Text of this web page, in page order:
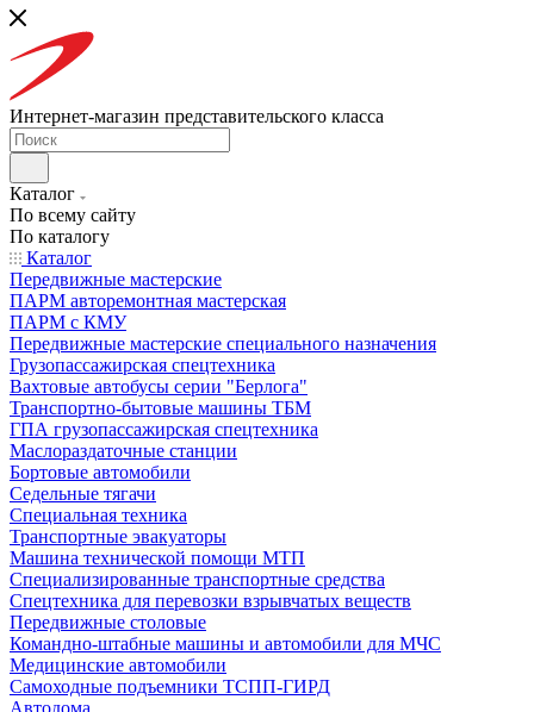
Интернет-магазин представительского класса
Каталог
По всему сайту
По каталогу
Каталог
Передвижные мастерские
ПАРМ авторемонтная мастерская
ПАРМ с КМУ
Передвижные мастерские специального назначения
Грузопассажирская спецтехника
Вахтовые автобусы серии "Берлога"
Транспортно-бытовые машины ТБМ
ГПА грузопассажирская спецтехника
Маслораздаточные станции
Бортовые автомобили
Седельные тягачи
Специальная техника
Транспортные эвакуаторы
Машина технической помощи МТП
Специализированные транспортные средства
Спецтехника для перевозки взрывчатых веществ
Передвижные столовые
Командно-штабные машины и автомобили для МЧС
Медицинские автомобили
Самоходные подъемники ТСПП-ГИРД
Автодома